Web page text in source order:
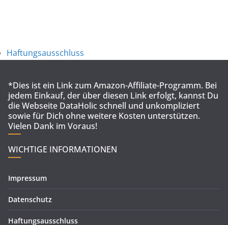
Haftungsausschluss
*Dies ist ein Link zum Amazon-Affiliate-Programm. Bei
jedem Einkauf, der über diesen Link erfolgt, kannst Du
die Webseite DataHolic schnell und unkompliziert
sowie für Dich ohne weitere Kosten unterstützen.
Vielen Dank im Voraus!
WICHTIGE INFORMATIONEN
Impressum
Datenschutz
Haftungsausschluss